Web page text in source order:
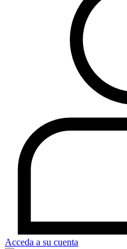
Acceda a su cuenta